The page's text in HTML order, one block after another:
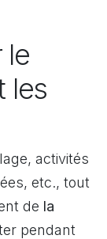
le
les
activités
etc., tout
de la
pendant